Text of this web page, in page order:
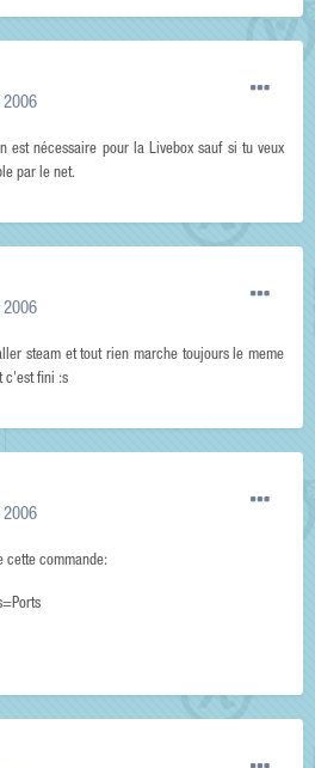
est nécessaire pour la Livebox sauf si tu veux
par le net.
steam et tout rien marche toujours le meme
c'est fini :s
cette commande: